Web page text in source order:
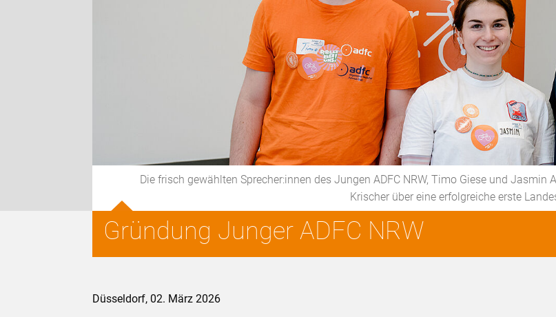
Die frisch gewählten Sprecher:innen des Jungen ADFC NRW, Timo Giese und
Krischer über eine erfolgreiche erste
Gründung Junger ADFC NRW
Düsseldorf, 02. März 2026